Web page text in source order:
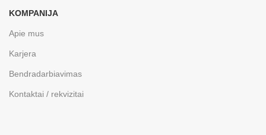
KOMPANIJA
Apie mus
Karjera
Bendradarbiavimas
Kontaktai / rekvizitai